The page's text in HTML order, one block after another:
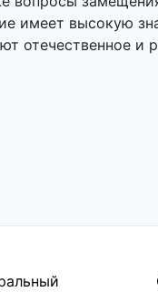
имеет высокую
отечественное и